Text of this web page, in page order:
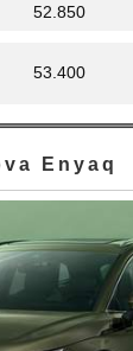
52.850
53.400
Enyaq